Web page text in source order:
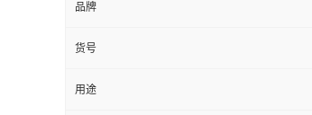
品牌
货号
用途